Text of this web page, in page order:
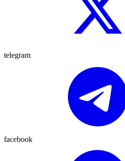
telegram
facebook